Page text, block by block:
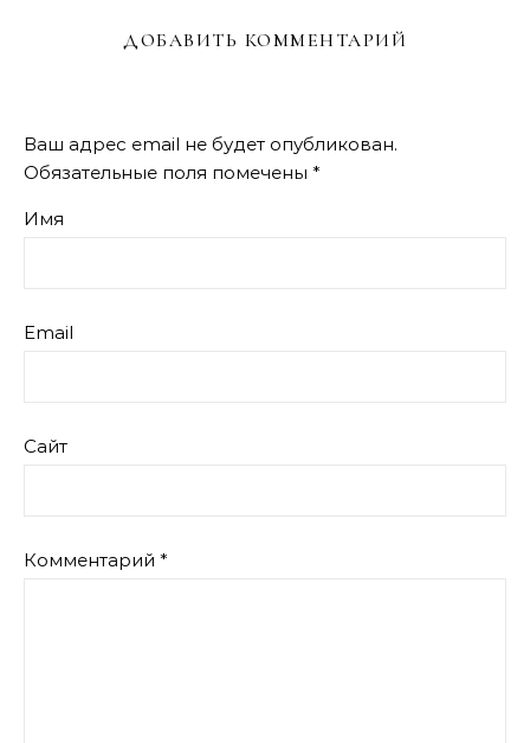
ДОБАВИТЬ КОММЕНТАРИЙ
Ваш адрес email не будет опубликован.
Обязательные поля помечены *
Имя
Email
Сайт
Комментарий *